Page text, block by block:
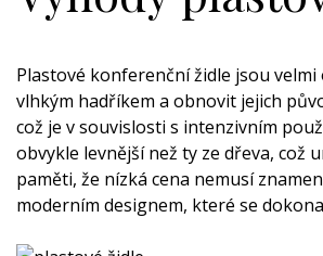
Plastové konferenční židle jsou
vlhkým hadříkem a obnovit jejich
což je v souvislosti s intenzivním
obvykle levnější než ty ze dřeva, což
paměti, že nízká cena nemusí
moderním designem, které se